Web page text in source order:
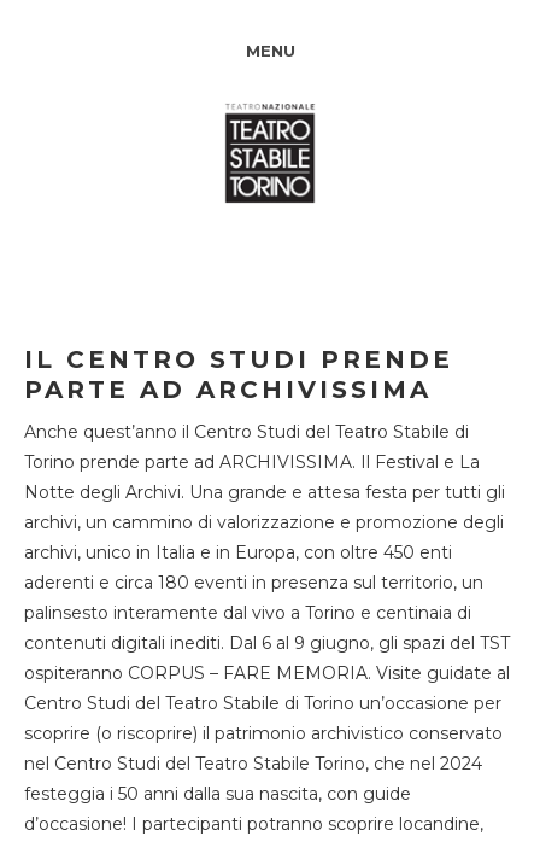
MENU
IL CENTRO STUDI PRENDE
PARTE AD ARCHIVISSIMA
Anche quest’anno il Centro Studi del Teatro Stabile di
Torino prende parte ad ARCHIVISSIMA. Il Festival e La
Notte degli Archivi. Una grande e attesa festa per tutti gli
archivi, un cammino di valorizzazione e promozione degli
archivi, unico in Italia e in Europa, con oltre 450 enti
aderenti e circa 180 eventi in presenza sul territorio, un
palinsesto interamente dal vivo a Torino e centinaia di
contenuti digitali inediti. Dal 6 al 9 giugno, gli spazi del TST
ospiteranno CORPUS – FARE MEMORIA. Visite guidate al
Centro Studi del Teatro Stabile di Torino un’occasione per
scoprire (o riscoprire) il patrimonio archivistico conservato
nel Centro Studi del Teatro Stabile Torino, che nel 2024
festeggia i 50 anni dalla sua nascita, con guide
d’occasione! I partecipanti potranno scoprire locandine,